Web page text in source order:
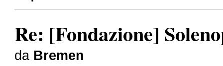
Re: [Fondazione]
da Bremen